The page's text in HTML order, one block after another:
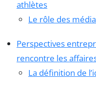
athlètes
Le rôle des
Perspectives
rencontre les
La définition de